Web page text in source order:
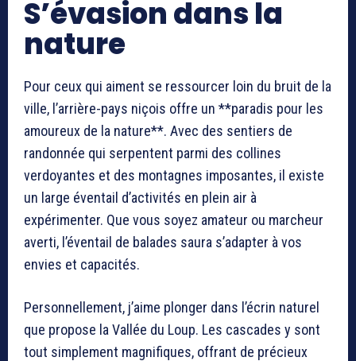
S’évasion dans la
nature
Pour ceux qui aiment se ressourcer loin du bruit de la
ville, l’arrière-pays niçois offre un **paradis pour les
amoureux de la nature**. Avec des sentiers de
randonnée qui serpentent parmi des collines
verdoyantes et des montagnes imposantes, il existe
un large éventail d’activités en plein air à
expérimenter. Que vous soyez amateur ou marcheur
averti, l’éventail de balades saura s’adapter à vos
envies et capacités.
Personnellement, j’aime plonger dans l’écrin naturel
que propose la Vallée du Loup. Les cascades y sont
tout simplement magnifiques, offrant de précieux